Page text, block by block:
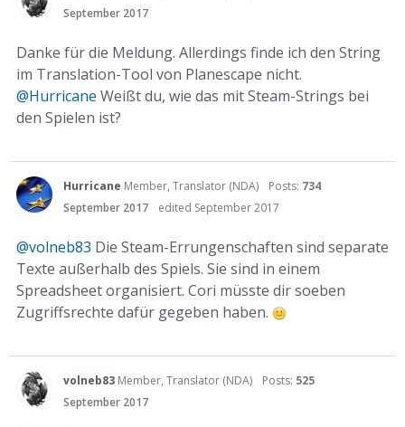
September 2017
Danke für die Meldung. Allerdings finde ich den String
im Translation-Tool von Planescape nicht.
@Hurricane Weißt du, wie das mit Steam-Strings bei
den Spielen ist?
Hurricane Member, Translator (NDA) Posts: 734
September 2017
edited September 2017
@volneb83 Die Steam-Errungenschaften sind separate
Texte außerhalb des Spiels. Sie sind in einem
Spreadsheet organisiert. Cori müsste dir soeben
Zugriffsrechte dafür gegeben haben.
volneb83 Member, Translator (NDA) Posts: 525
September 2017